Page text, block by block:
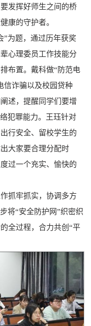
发挥好师生之间的桥
康的守护者。
”为题，通过历年获奖
心理委员工作技能分
布置。戴科做“防范电
信诈骗以及校园贷种
述，提醒同学们要增
犯罪能力。王珏针对
行安全、留校学生的
大家要合理分配时
过一个充实、愉快的
抓牢抓实，协调多方
将“安全防护网”织密织
全过程，合力共创“平